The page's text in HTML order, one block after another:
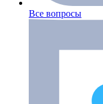
Все вопросы